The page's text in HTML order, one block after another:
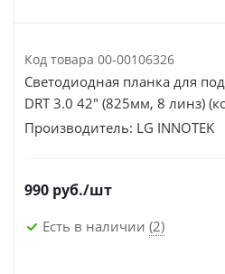
Код товара 00-00106326
Светодиодная планка для
DRT 3.0 42" (825мм, 8 линз)
Производитель: LG INNOTEK
990 руб./шт
Есть в наличии (2)